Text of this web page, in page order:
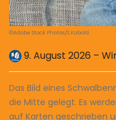
©Adobe Stock Photos/S.Kobold
9. August 2026 –
Das Bild eines
die Mitte gelegt. Es
auf Karten geschrieben